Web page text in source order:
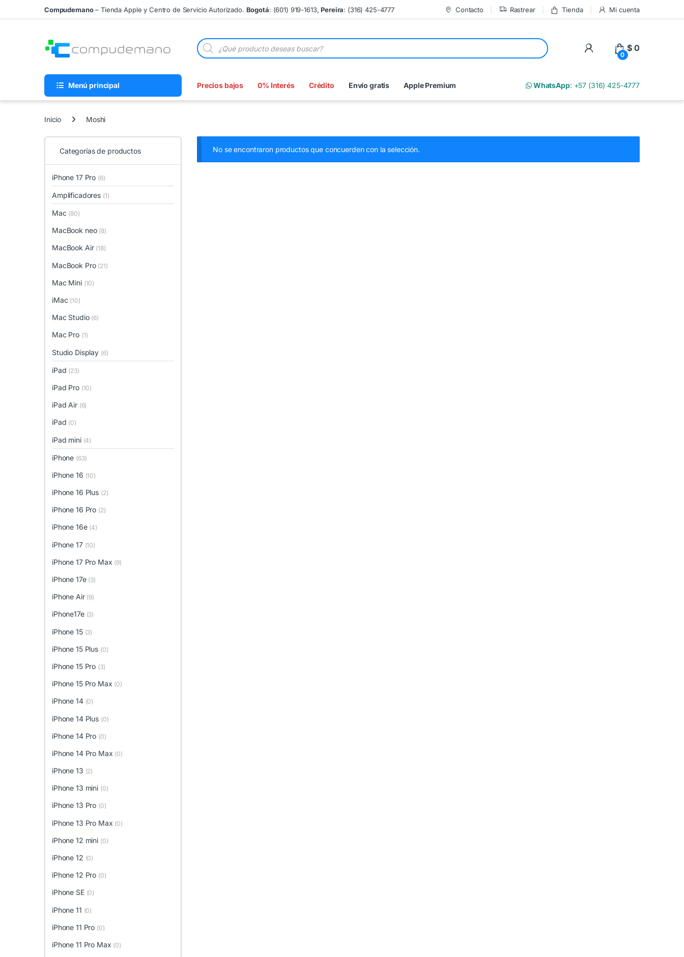
Skip to navigation
Skip to contentCompudemano– Tienda Apple y Centro de Servicio Autorizado. Bogotá: (601) 919-1613,Pereira: (316) 425-4777 Contacto Rastrear Tienda Mi cuenta
Búsqueda de productos
My Account
0
$ 0
Menú principal Precios bajos 0% Interés Crédito Envío gratis Apple Premium WhatsApp: +57 (316) 425-4777
Inicio Moshi
No se encontraron productos que concuerden con la selección.
Categorías de productos
iPhone 17 Pro (6)
Amplificadores (1)
Mac (80)
MacBook neo (8)
MacBook Air (18)
MacBook Pro (21)
Mac Mini (10)
iMac (10)
Mac Studio (6)
Mac Pro (1)
Studio Display (6)
iPad (23)
iPad Pro (10)
iPad Air (6)
iPad (0)
iPad mini (4)
iPhone (63)
iPhone 16 (10)
iPhone 16 Plus (2)
iPhone 16 Pro (2)
iPhone 16e (4)
iPhone 17 (10)
iPhone 17 Pro Max (9)
iPhone 17e (3)
iPhone Air (9)
iPhone17e (3)
iPhone 15 (3)
iPhone 15 Plus (0)
iPhone 15 Pro (3)
iPhone 15 Pro Max (0)
iPhone 14 (0)
iPhone 14 Plus (0)
iPhone 14 Pro (0)
iPhone 14 Pro Max (0)
iPhone 13 (2)
iPhone 13 mini (0)
iPhone 13 Pro (0)
iPhone 13 Pro Max (0)
iPhone 12 mini (0)
iPhone 12 (0)
iPhone 12 Pro (0)
iPhone SE (0)
iPhone 11 (0)
iPhone 11 Pro (0)
iPhone 11 Pro Max (0)